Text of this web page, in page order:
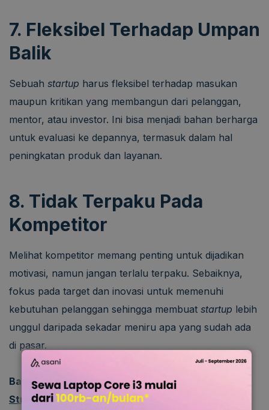
7. Fleksibel Terhadap Umpan
Balik
Sebuah startup harus fleksibel terhadap masukan
maupun kritikan yang membangun dari pelanggan,
mentor, atau investor. Ini bisa menjadi bahan berharga
untuk evaluasi ke depannya, termasuk dalam hal
peningkatan produk dan layanan.
8. Tidak Terpaku Pada
Kompetitor
Melihat kompetitor memang penting untuk dijadikan
motivasi, namun jangan terlalu terpaku. Sebaiknya,
fokus pada target dan inovasi untuk memenuhi
kebutuhan pelanggan sehingga membuat startup lebih
unggul daripada sekadar meniru apa yang sudah ada
di pasar.
Baca juga: Ekspansi Bisnis: Pengertian, Tujuan,
Strategi, dan Contohnya